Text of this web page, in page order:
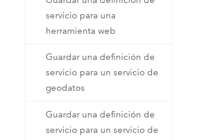
servicio para una
herramienta web
Guardar una definición de
servicio para un servicio de
geodatos
Guardar una definición de
servicio para un servicio de